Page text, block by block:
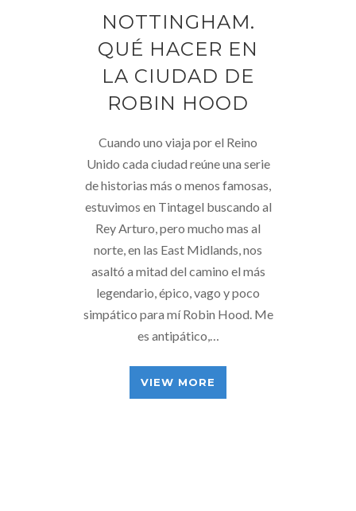
NOTTINGHAM.
QUÉ HACER EN
LA CIUDAD DE
ROBIN HOOD
Cuando uno viaja por el Reino
Unido cada ciudad reúne una serie
de historias más o menos famosas,
estuvimos en Tintagel buscando al
Rey Arturo, pero mucho mas al
norte, en las East Midlands, nos
asaltó a mitad del camino el más
legendario, épico, vago y poco
simpático para mí Robin Hood. Me
es antipático,…
VIEW MORE